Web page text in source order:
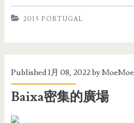
2015 PORTUGAL
Published 1月 08, 2022 byMoeMoe
Baixa密集的廣場